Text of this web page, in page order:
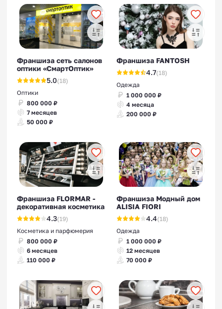
Франшиза сеть салонов
оптики «СмартОптик»
5.0(18)
Оптики
800 000 ₽
7 месяцев
50 000 ₽
Франшиза FANTOSH
4.7(18)
Одежда
1 000 000 ₽
4 месяца
200 000 ₽
Франшиза FLORMAR -
декоративная косметика
4.3(19)
Косметика и парфюмерия
800 000 ₽
6 месяцев
110 000 ₽
Франшиза Модный дом
ALISIA FIORI
4.4(18)
Одежда
1 000 000 ₽
12 месяцев
70 000 ₽